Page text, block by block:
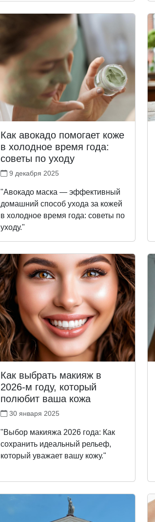
Как авокадо помогает коже
в холодное время года:
советы по уходу
9 декабря 2025
"Авокадо маска — эффективный
домашний способ ухода за кожей
в холодное время года: советы по
уходу."
Как выбрать макияж в
2026-м году, который
полюбит ваша кожа
30 января 2025
"Выбор макияжа 2026 года: Как
сохранить идеальный рельеф,
который уважает вашу кожу."